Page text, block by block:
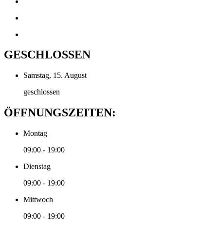
GESCHLOSSEN
Samstag, 15. August
geschlossen
ÖFFNUNGSZEITEN:
Montag
09:00 - 19:00
Dienstag
09:00 - 19:00
Mittwoch
09:00 - 19:00